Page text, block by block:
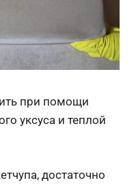
при помощи
уксуса и теплой
достаточно